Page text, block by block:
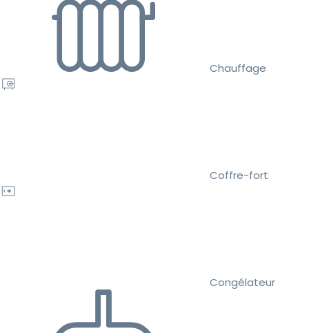
Chauffage
Coffre-fort
Congélateur